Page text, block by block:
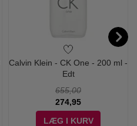
Calvin Klein - CK One - 200 ml -
Edt
655,00
274,95
LÆG I KURV